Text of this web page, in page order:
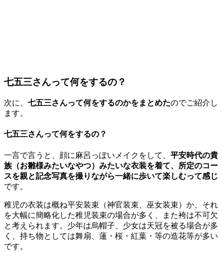
七五三さんって何をするの？
次に、 七五三さんって何をするのかをまとめたのでご紹介し
ます。
七五三さんって何をするの？
一言で言うと、顔に麻呂っぽいメイクをして、 平安時代の貴
族（お雛様みたいなやつ）みたいな衣装を着て、所定のコー
スを親と記念写真を撮りながら一緒に歩いて楽しむって感じ
です。
稚児の衣装は概ね平安装束（神官装束、巫女装束）か、それ
を大幅に簡略化した稚児装束の場合が多く、また袴は不可欠
と考えられます。少年は烏帽子、少女は天冠を被る場合が多
く、持ち物としては舞扇、蓮・桜・紅葉・等の造花等が多い
です。